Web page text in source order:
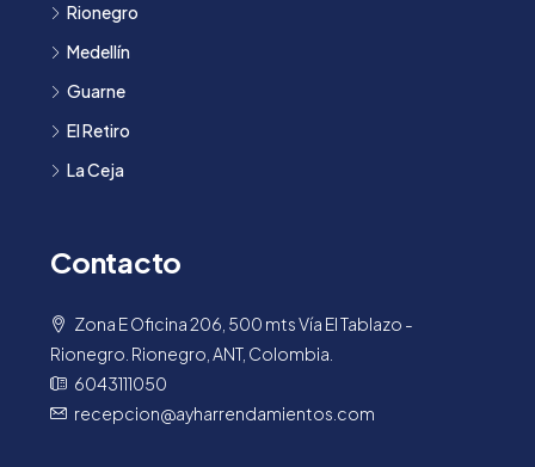
Rionegro
Medellín
Guarne
El Retiro
La Ceja
Contacto
Zona E Oficina 206, 500 mts Vía El Tablazo -
Rionegro. Rionegro, ANT, Colombia.
6043111050
recepcion@ayharrendamientos.com